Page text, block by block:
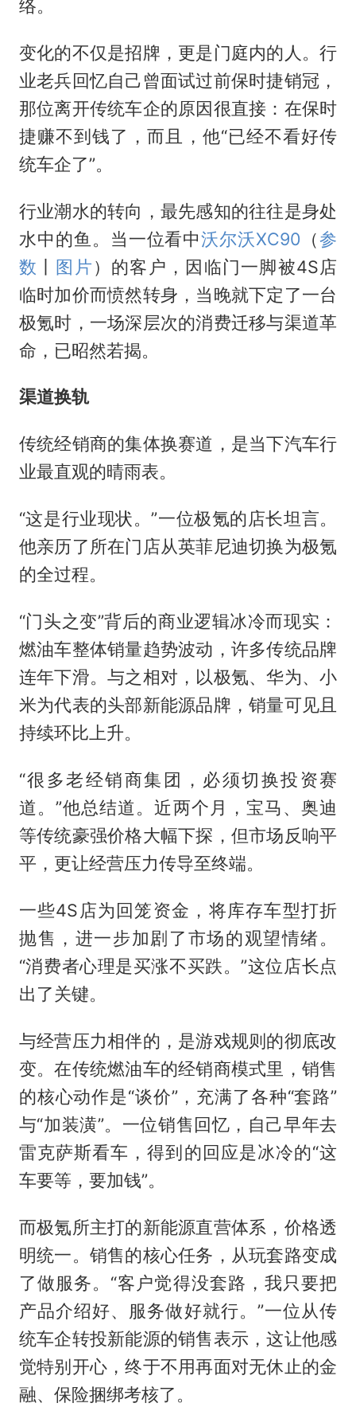
络。
变化的不仅是招牌，更是门庭内的人。行
业老兵回忆自己曾面试过前保时捷销冠，
那位离开传统车企的原因很直接：在保时
捷赚不到钱了，而且，他“已经不看好传
统车企了”。
行业潮水的转向，最先感知的往往是身处
水中的鱼。当一位看中沃尔沃XC90 （参
数
图片）的客户，因临门一脚被4S店
临时加价而愤然转身，当晚就下定了一台
极氪时，一场深层次的消费迁移与渠道革
命，已昭然若揭。
渠道换轨
传统经销商的集体换赛道，是当下汽车行
业最直观的晴雨表。
“这是行业现状。”一位极氪的店长坦言。
他亲历了所在门店从英菲尼迪切换为极氪
的全过程。
“门头之变”背后的商业逻辑冰冷而现实：
燃油车整体销量趋势波动，许多传统品牌
连年下滑。与之相对，以极氪、华为、小
米为代表的头部新能源品牌，销量可见且
持续环比上升。
“很多老经销商集团，必须切换投资赛
道。”他总结道。近两个月，宝马、奥迪
等传统豪强价格大幅下探，但市场反响平
平，更让经营压力传导至终端。
一些4S店为回笼资金，将库存车型打折
抛售，进一步加剧了市场的观望情绪。
“消费者心理是买涨不买跌。”这位店长点
出了关键。
与经营压力相伴的，是游戏规则的彻底改
变。在传统燃油车的经销商模式里，销售
的核心动作是“谈价”，充满了各种“套路”
与“加装潢”。一位销售回忆，自己早年去
雷克萨斯看车，得到的回应是冰冷的“这
车要等，要加钱”。
而极氪所主打的新能源直营体系，价格透
明统一。销售的核心任务，从玩套路变成
了做服务。“客户觉得没套路，我只要把
产品介绍好、服务做好就行。”一位从传
统车企转投新能源的销售表示，这让他感
觉特别开心，终于不用再面对无休止的金
融、保险捆绑考核了。